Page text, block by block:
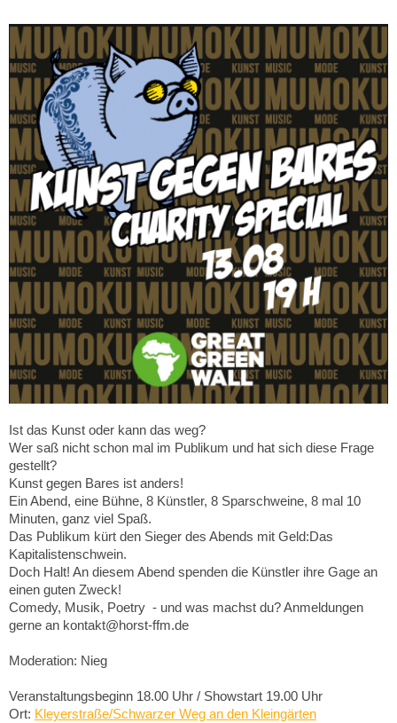
Ist das Kunst oder kann das weg?
Wer saß nicht schon mal im Publikum und hat sich diese Frage
gestellt?
Kunst gegen Bares ist anders!
Ein Abend, eine Bühne, 8 Künstler, 8 Sparschweine, 8 mal 10
Minuten, ganz viel Spaß.
Das Publikum kürt den Sieger des Abends mit Geld:Das
Kapitalistenschwein.
Doch Halt! An diesem Abend spenden die Künstler ihre Gage an
einen guten Zweck!
Comedy, Musik, Poetry - und was machst du? Anmeldungen
gerne an kontakt@horst-ffm.de
Moderation: Nieg
Veranstaltungsbeginn 18.00 Uhr / Showstart 19.00 Uhr
Ort: Kleyerstraße/Schwarzer Weg an den Kleingärten